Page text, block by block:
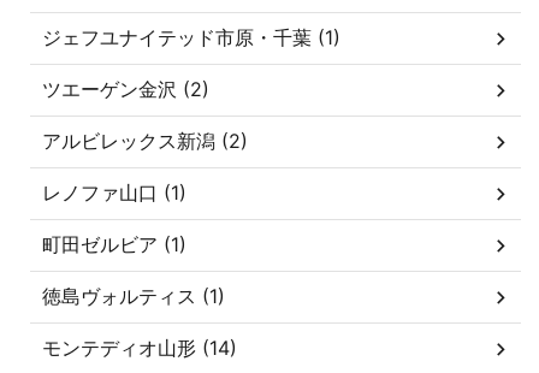
ジェフユナイテッド市原・千葉 (1)
ツエーゲン金沢 (2)
アルビレックス新潟 (2)
レノファ山口 (1)
町田ゼルビア (1)
徳島ヴォルティス (1)
モンテディオ山形 (14)